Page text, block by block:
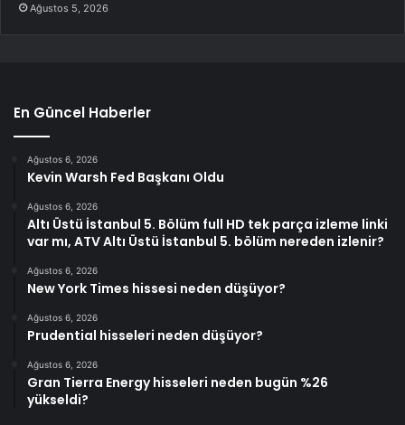
Ağustos 5, 2026
En Güncel Haberler
Ağustos 6, 2026
Kevin Warsh Fed Başkanı Oldu
Ağustos 6, 2026
Altı Üstü İstanbul 5. Bölüm full HD tek parça izleme linki
var mı, ATV Altı Üstü İstanbul 5. bölüm nereden izlenir?
Ağustos 6, 2026
New York Times hissesi neden düşüyor?
Ağustos 6, 2026
Prudential hisseleri neden düşüyor?
Ağustos 6, 2026
Gran Tierra Energy hisseleri neden bugün %26
yükseldi?